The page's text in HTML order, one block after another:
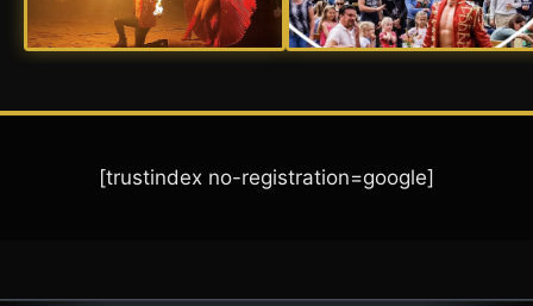
[trustindex no-registration=google]